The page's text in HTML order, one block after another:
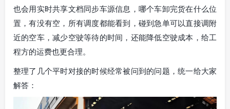
也会用实时共享文档同步车源信息，哪个车卸完货在什么位
置，有没有空，所有调度都能看到，碰到急单可以直接调附
近的空车，减少空驶等待的时间，还能降低空驶成本，给工
程方的运费也更合理。
整理了几个平时对接的时候经常被问到的问题，统一给大家
解答：